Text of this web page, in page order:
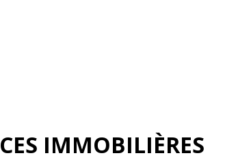
IMMOBILIÈRES